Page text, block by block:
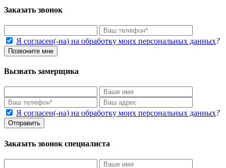
Заказать звонок
Я согласен(-на) на обработку моих персональных данных?
Позвоните мне
Вызвать замерщика
Я согласен(-на) на обработку моих персональных данных?
Отправить
Заказать звонок специалиста